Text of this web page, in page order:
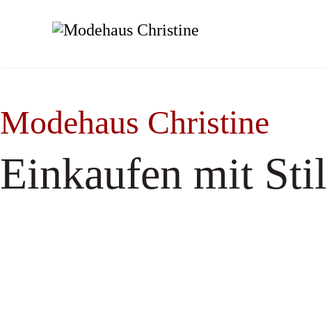
Modehaus Christine
Einkaufen mit Stil